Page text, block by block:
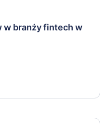
w branży fintech w